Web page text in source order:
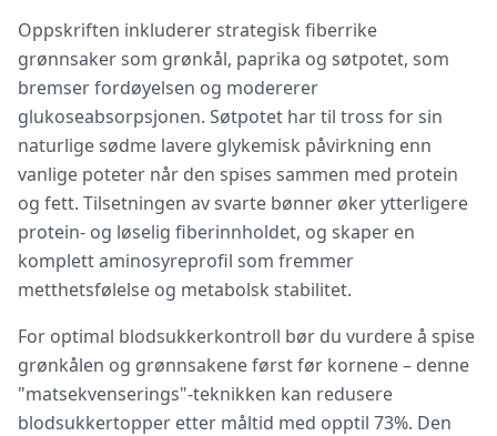
Oppskriften inkluderer strategisk fiberrike
grønnsaker som grønkål, paprika og søtpotet, som
bremser fordøyelsen og modererer
glukoseabsorpsjonen. Søtpotet har til tross for sin
naturlige sødme lavere glykemisk påvirkning enn
vanlige poteter når den spises sammen med protein
og fett. Tilsetningen av svarte bønner øker ytterligere
protein- og løselig fiberinnholdet, og skaper en
komplett aminosyreprofil som fremmer
metthetsfølelse og metabolsk stabilitet.
For optimal blodsukkerkontroll bør du vurdere å spise
grønkålen og grønnsakene først før kornene – denne
"matsekvenserings"-teknikken kan redusere
blodsukkertopper etter måltid med opptil 73%. Den